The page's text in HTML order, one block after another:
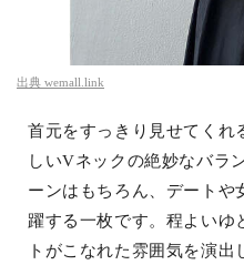
出典 wemall.link
首元をすっきり見せてくれ
しいVネックの絶妙なバラ
ーンはもちろん、デートや
躍する一枚です。程よいゆ
トがこなれた雰囲気を演出